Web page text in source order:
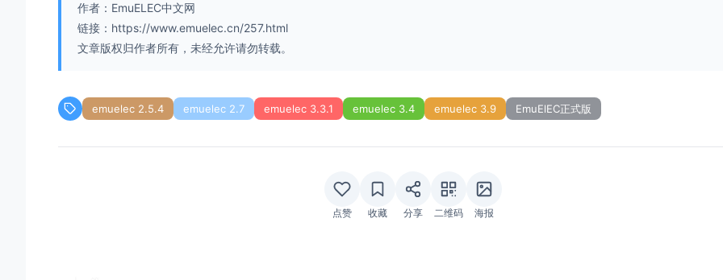
作者：EmuELEC中文网
链接：https://www.emuelec.cn/257.html
文章版权归作者所有，未经允许请勿转载。
emuelec 2.5.4 emuelec 2.7 emuelec 3.3.1 emuelec 3.4 emuelec 3.9 EmuElEC正式版
点赞 收藏 分享 二维码 海报